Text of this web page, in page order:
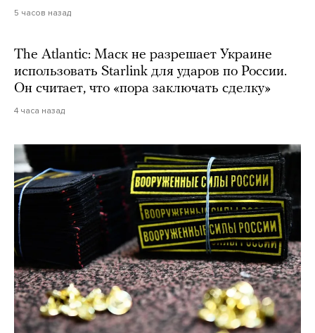
5 часов назад
The Atlantic: Маск не разрешает Украине
использовать Starlink для ударов по России.
Он считает, что «пора заключать сделку»
4 часа назад